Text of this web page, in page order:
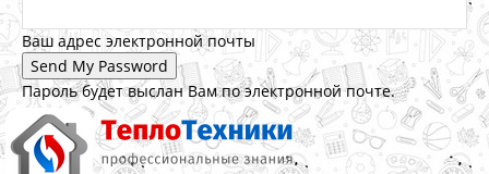
Ваш адрес электронной почты
Пароль будет выслан Вам по электронной почте.